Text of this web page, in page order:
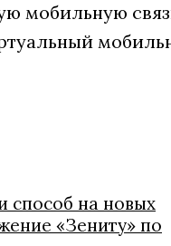
мобильную
способ на новых
«Зениту» по